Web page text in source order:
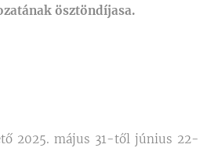
ösztöndíjasa.
2025. május 31-től június 22-